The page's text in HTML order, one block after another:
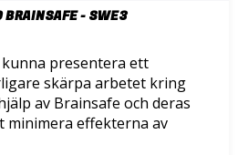
BRAINSAFE - SWE3
kunna presentera ett
skärpa arbetet kring
av Brainsafe och deras
effekterna av